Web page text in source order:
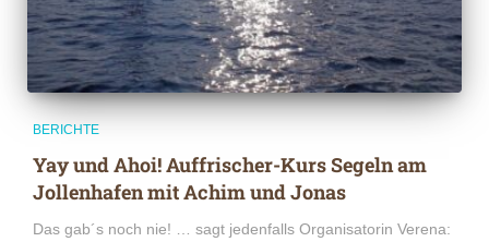
BERICHTE
Yay und Ahoi! Auffrischer-Kurs Segeln am
Jollenhafen mit Achim und Jonas
Das gab´s noch nie! … sagt jedenfalls Organisatorin Verena: